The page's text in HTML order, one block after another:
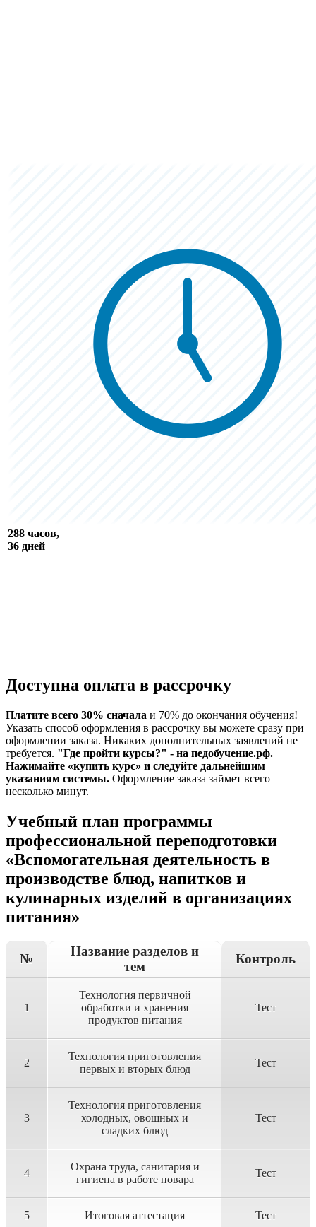
288 часов,
36 дней
Доступна оплата в рассрочку
Платите всего 30% сначала и 70% до окончания обучения!
Указать способ оформления в рассрочку вы можете сразу при
оформлении заказа. Никаких дополнительных заявлений не
требуется. "Где пройти курсы?" - на педобучение.рф.
Нажимайте «купить курс» и следуйте дальнейшим
указаниям системы. Оформление заказа займет всего
несколько минут.
Учебный план программы
профессиональной переподготовки
«Вспомогательная деятельность в
производстве блюд, напитков и
кулинарных изделий в организациях
питания»
№
Название разделов и
тем
Контроль
1
Технология первичной
обработки и хранения
продуктов питания
Тест
2
Технология приготовления
первых и вторых блюд
Тест
3
Технология приготовления
холодных, овощных и
сладких блюд
Тест
4
Охрана труда, санитария и
гигиена в работе повара
Тест
5 Итоговая аттестация Тест